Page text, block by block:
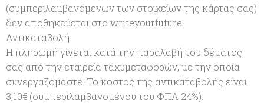
(συμπεριλαμβανόμενων των στοιχείων της κάρτας σας)
δεν αποθηκεύεται στο writeyourfuture.
Αντικαταβολή
Η πληρωμή γίνεται κατά την παραλαβή του δέματος
σας από την εταιρεία ταχυμεταφορών, με την οποία
συνεργαζόμαστε. Το κόστος της αντικαταβολής είναι
3,10€ (συμπεριλαμβανομένου του ΦΠΑ 24%).